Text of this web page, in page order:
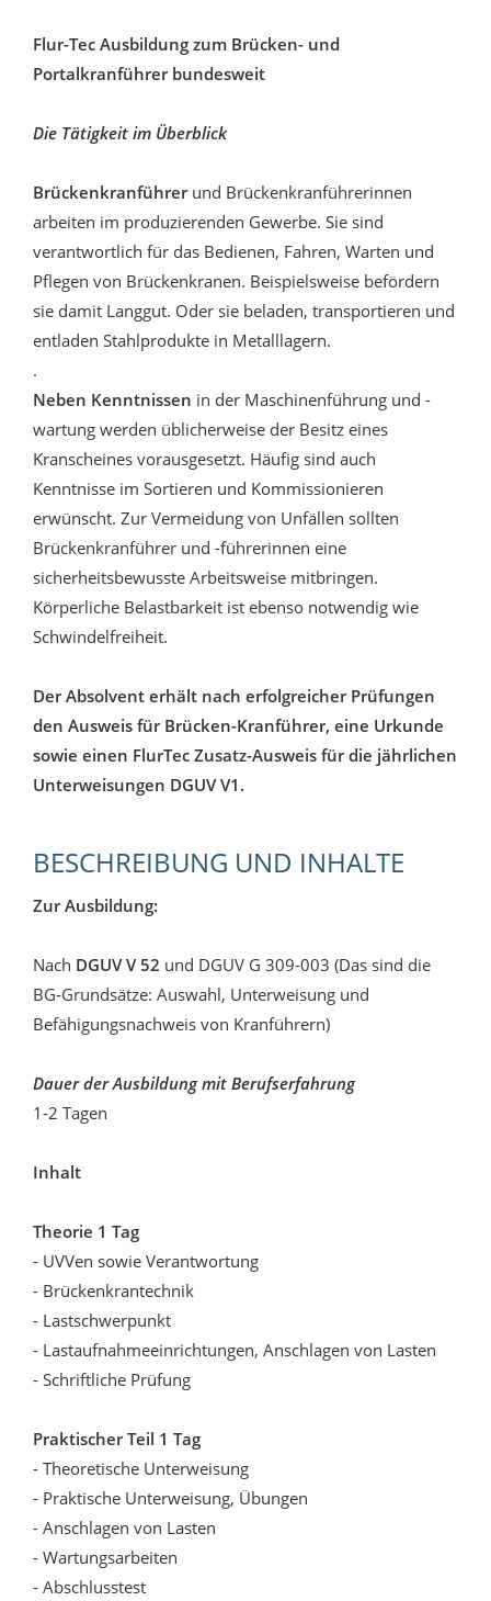
Flur-Tec Ausbildung zum Brücken- und
Portalkranführer bundesweit
Die Tätigkeit im Überblick
Brückenkranführerund Brückenkranführerinnen
arbeiten im produzierenden Gewerbe. Sie sind
verantwortlich für das Bedienen, Fahren, Warten und
Pflegen von Brückenkranen. Beispielsweise befördern
sie damit Langgut. Oder sie beladen, transportieren und
entladen Stahlprodukte in Metalllagern.
.
Neben Kenntnissen in der Maschinenführung und -
wartung werden üblicherweise der Besitz eines
Kranscheines vorausgesetzt. Häufig sind auch
Kenntnisse im Sortieren und Kommissionieren
erwünscht. Zur Vermeidung von Unfällen sollten
Brückenkranführer und -führerinnen eine
sicherheitsbewusste Arbeitsweise mitbringen.
Körperliche Belastbarkeit ist ebenso notwendig wie
Schwindelfreiheit.
Der Absolvent erhält nach erfolgreicher Prüfungen
den Ausweis für Brücken-Kranführer, eine Urkunde
sowie einen FlurTec Zusatz-Ausweis für die jährlichen
Unterweisungen DGUV V1.
BESCHREIBUNG UND INHALTE
Zur Ausbildung:
Nach DGUV V 52 und DGUV G 309-003 (Das sind die
BG-Grundsätze: Auswahl, Unterweisung und
Befähigungsnachweis von Kranführern)
Dauer der Ausbildung mit Berufserfahrung
1-2 Tagen
Inhalt
Theorie 1 Tag
- UVVen sowie Verantwortung
- Brückenkrantechnik
- Lastschwerpunkt
- Lastaufnahmeeinrichtungen, Anschlagen von Lasten
- Schriftliche Prüfung
Praktischer Teil 1 Tag
- Theoretische Unterweisung
- Praktische Unterweisung, Übungen
- Anschlagen von Lasten
- Wartungsarbeiten
- Abschlusstest